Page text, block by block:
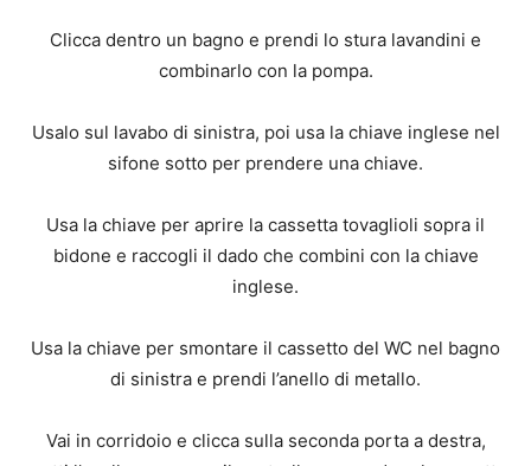
Clicca dentro un bagno e prendi lo stura lavandini e
combinarlo con la pompa.
Usalo sul lavabo di sinistra, poi usa la chiave inglese nel
sifone sotto per prendere una chiave.
Usa la chiave per aprire la cassetta tovaglioli sopra il
bidone e raccogli il dado che combini con la chiave
inglese.
Usa la chiave per smontare il cassetto del WC nel bagno
di sinistra e prendi l’anello di metallo.
Vai in corridoio e clicca sulla seconda porta a destra,